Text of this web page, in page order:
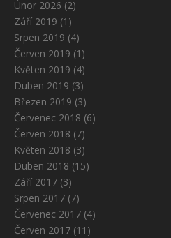
Únor 2026 (2)
Září 2019 (1)
Srpen 2019 (4)
Červen 2019 (1)
Květen 2019 (4)
Duben 2019 (3)
Březen 2019 (3)
Červenec 2018 (6)
Červen 2018 (7)
Květen 2018 (3)
Duben 2018 (15)
Září 2017 (3)
Srpen 2017 (7)
Červenec 2017 (4)
Červen 2017 (11)